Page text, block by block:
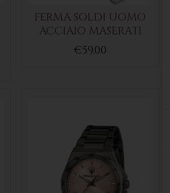
FERMA SOLDI UOMO
ACCIAIO MASERATI
€59.00